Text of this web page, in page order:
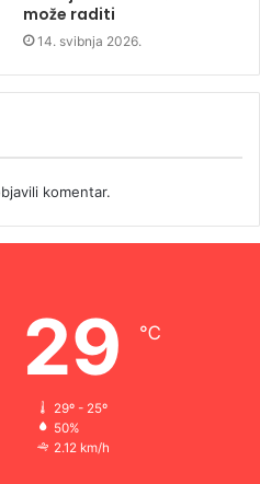
može raditi
14. svibnja 2026.
komentar.
29 ℃
29º - 25º
50%
2.12 km/h